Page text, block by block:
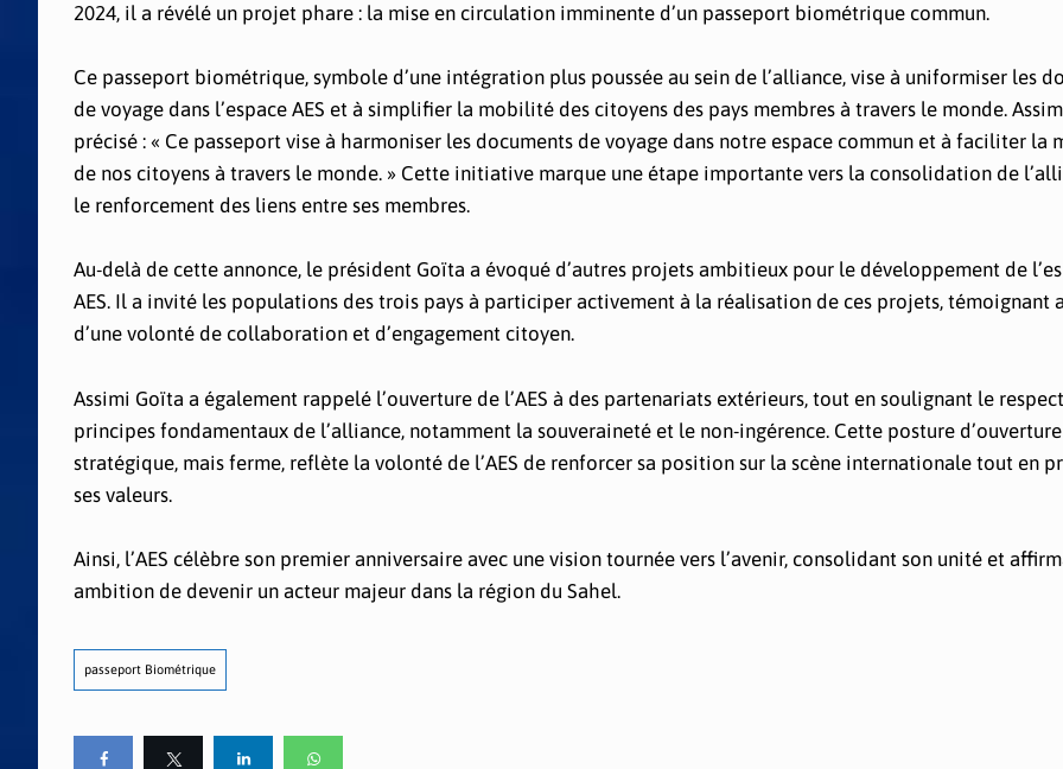
2024, il a révélé un projet phare : la mise en circulation imminente d’un passeport biométrique commun.
Ce passeport biométrique, symbole d’une intégration plus poussée au sein de l’alliance, vise à uniformiser les
de voyage dans l’espace AES et à simplifier la mobilité des citoyens des pays membres à travers le monde.
précisé : « Ce passeport vise à harmoniser les documents de voyage dans notre espace commun et à faciliter la
de nos citoyens à travers le monde. » Cette initiative marque une étape importante vers la consolidation de
le renforcement des liens entre ses membres.
Au-delà de cette annonce, le président Goïta a évoqué d’autres projets ambitieux pour le développement de
AES. Il a invité les populations des trois pays à participer activement à la réalisation de ces projets, témoignant
d’une volonté de collaboration et d’engagement citoyen.
Assimi Goïta a également rappelé l’ouverture de l’AES à des partenariats extérieurs, tout en soulignant le
principes fondamentaux de l’alliance, notamment la souveraineté et le non-ingérence. Cette posture d’ouverture
stratégique, mais ferme, reflète la volonté de l’AES de renforcer sa position sur la scène internationale tout en
ses valeurs.
Ainsi, l’AES célèbre son premier anniversaire avec une vision tournée vers l’avenir, consolidant son unité et
ambition de devenir un acteur majeur dans la région du Sahel.
passeport Biométrique